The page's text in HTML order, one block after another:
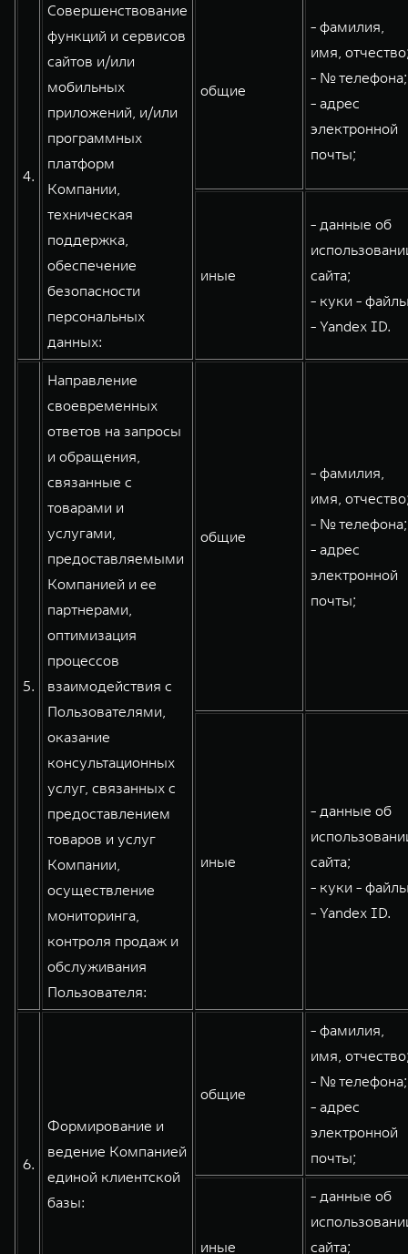
4.
Совершенствование
функций и сервисов
сайтов и/или
мобильных
приложений, и/или
программных
платформ
Компании,
техническая
поддержка,
обеспечение
безопасности
персональных
данных:
общие
- фамилия,
имя,
- № телефона;
- адрес
электронной
почты;
иные
- данные об
сайта;
- куки -
- Yandex ID.
5.
Направление
своевременных
ответов на запросы
и обращения,
связанные с
товарами и
услугами,
предоставляемыми
Компанией и ее
партнерами,
оптимизация
процессов
взаимодействия с
Пользователями,
оказание
консультационных
услуг, связанных с
предоставлением
товаров и услуг
Компании,
осуществление
мониторинга,
контроля продаж и
обслуживания
Пользователя:
общие
- фамилия,
имя,
- № телефона;
- адрес
электронной
почты;
иные
- данные об
сайта;
- куки -
- Yandex ID.
6.
Формирование и
ведение Компанией
единой клиентской
базы:
общие
- фамилия,
имя,
- № телефона;
- адрес
электронной
почты;
иные
- данные об
сайта;